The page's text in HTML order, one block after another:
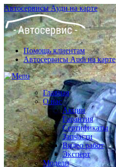
Автосервисы Ауди на карте
Помощь клиентам
Автосервисы Audi на карте
Главная
О нас
Акции
Гарантия
Сертификаты
Запчасти
Видео работ
Эксперт
Модели